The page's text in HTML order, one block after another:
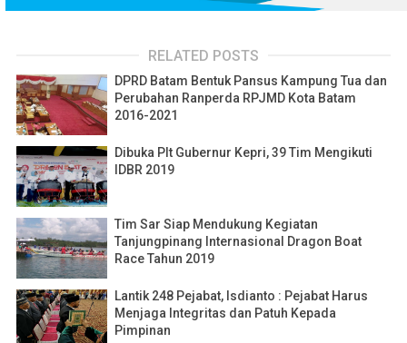
RELATED POSTS
DPRD Batam Bentuk Pansus Kampung Tua dan
Perubahan Ranperda RPJMD Kota Batam
2016-2021
Dibuka Plt Gubernur Kepri, 39 Tim Mengikuti
IDBR 2019
Tim Sar Siap Mendukung Kegiatan
Tanjungpinang Internasional Dragon Boat
Race Tahun 2019
Lantik 248 Pejabat, Isdianto : Pejabat Harus
Menjaga Integritas dan Patuh Kepada
Pimpinan